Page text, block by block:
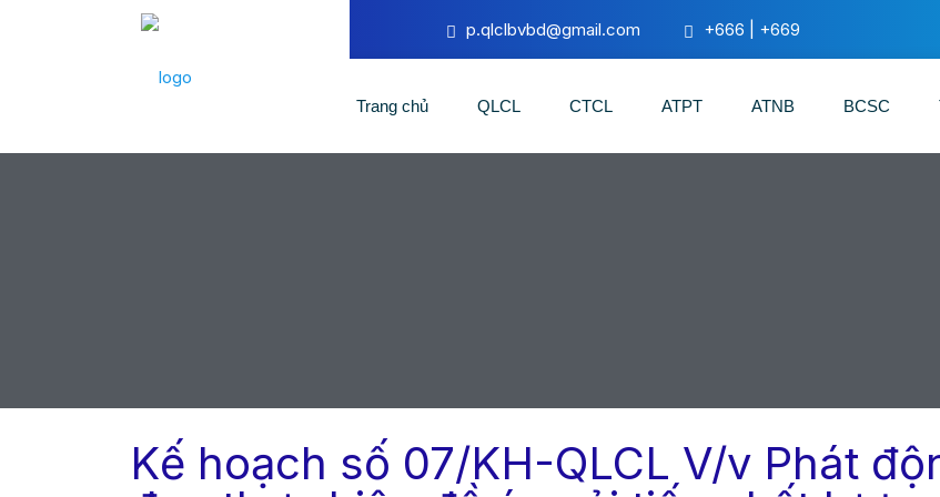
p.qlclbvbd@gmail.com +666 | +669
Trang chủ QLCL CTCL ATPT ATNB BCSC
Kế hoạch số 07/KH-QLCL V/v Phát